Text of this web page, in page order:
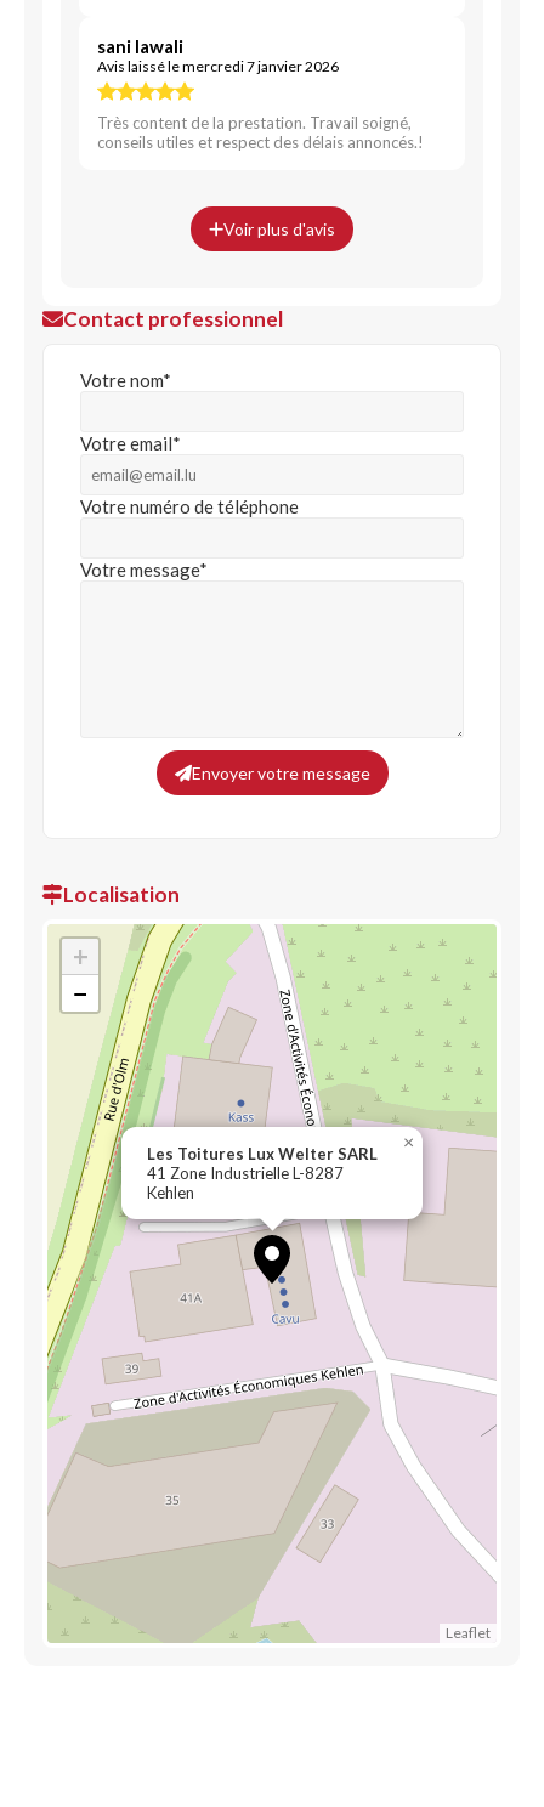
sani lawali
Avis laissé le mercredi 7 janvier 2026
Très content de la prestation. Travail soigné,
conseils utiles et respect des délais annoncés.!
Voir plus d'avis
Contact professionnel
Votre nom*
Votre email*
Votre numéro de téléphone
Votre message*
Envoyer votre message
Localisation
Les Toitures Lux Welter SARL
41 Zone Industrielle L-8287
Kehlen
×
+
−
Leaflet